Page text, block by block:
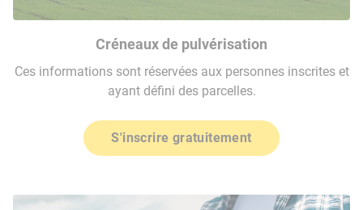
Créneaux de pulvérisation
Ces informations sont réservées aux personnes inscrites et
ayant défini des parcelles.
S'inscrire gratuitement